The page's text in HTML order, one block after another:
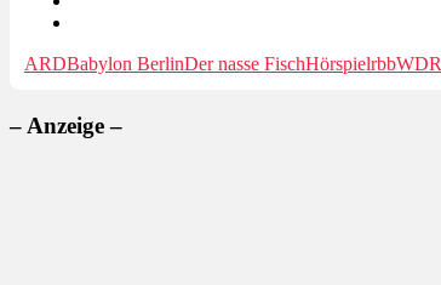
ARDBabylon BerlinDer nasse FischHörspielrbbWDR
– Anzeige –